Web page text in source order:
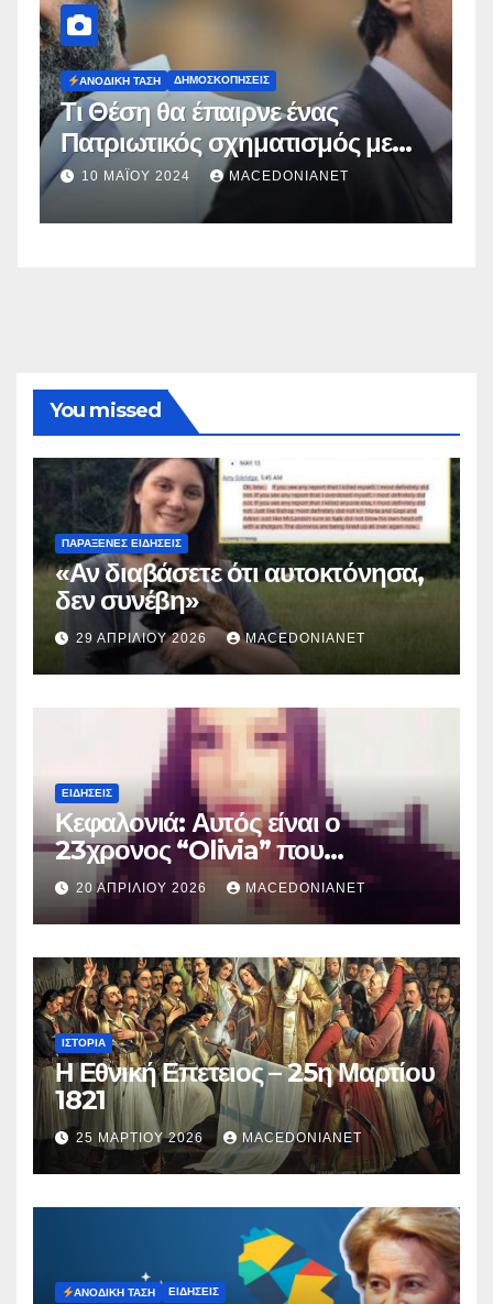
ΔΗΜΟΣΚΟΠΉΣΕΙΣ
Ευρωεκλογές 2024: Πρόθεση
Ψήφου
2 ΜΑΪ́ΟΥ 2024 MACEDONIANET
You missed
ΠΑΡΆΞΕΝΕΣ ΕΙΔΉΣΕΙΣ
«Αν διαβάσετε ότι αυτοκτόνησα,
δεν συνέβη»
29 ΑΠΡΙΛΊΟΥ 2026 MACEDONIANET
ΕΙΔΉΣΕΙΣ
Κεφαλονιά: Αυτός είναι ο
23χρονος “Olivia” που
κατηγορείται για τον θάνατο της
Μυρτούς
20 ΑΠΡΙΛΊΟΥ 2026 MACEDONIANET
ΙΣΤΟΡΊΑ
Η Εθνική Επετειος – 25η Μαρτίου
1821
25 ΜΑΡΤΊΟΥ 2026 MACEDONIANET
ΑΝΟΔΙΚΉ ΤΆΣΗ ΕΙΔΉΣΕΙΣ